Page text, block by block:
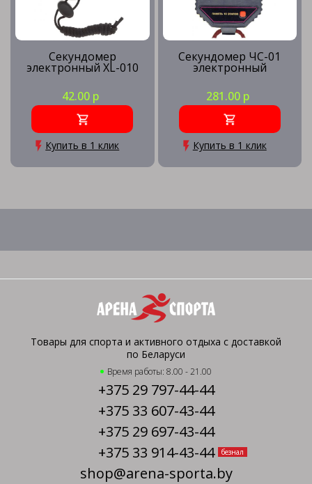
Секундомер
электронный XL-010
42.00 р
Купить в 1 клик
Секундомер ЧС-01
электронный
281.00 р
Купить в 1 клик
Товары для спорта и активного отдыха с доставкой
по Беларуси
Время работы: 8.00 - 21.00
+375 29 797-44-44
+375 33 607-43-44
+375 29 697-43-44
+375 33 914-43-44
безнал
shop@arena-sporta.by